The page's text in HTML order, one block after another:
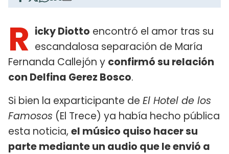
R icky Diotto encontró el amor tras su
escandalosa separación de María
Fernanda Callejón y confirmó su relación
con Delfina Gerez Bosco.
Si bien la exparticipante de El Hotel de los
Famosos (El Trece) ya había hecho pública
esta noticia, el músico quiso hacer su
parte mediante un audio que le envió a